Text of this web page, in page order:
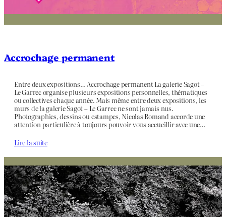
Accrochage permanent
Entre deux expositions… Accrochage permanent La galerie Sagot –
Le Garrec organise plusieurs expositions personnelles, thématiques
ou collectives chaque année. Mais même entre deux expositions, les
murs de la galerie Sagot – Le Garrec ne sont jamais nus.
Photographies, dessins ou estampes, Nicolas Romand accorde une
attention particulière à toujours pouvoir vous accueillir avec une…
Lire la suite